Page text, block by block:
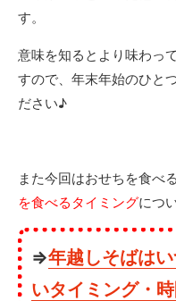
す。
意味を知るとより味わっ
すので、年末年始のひと
ださい♪
また今回はおせちを食べ
を食べるタイミングにつ
⇒年越しそばは
いタイミング・